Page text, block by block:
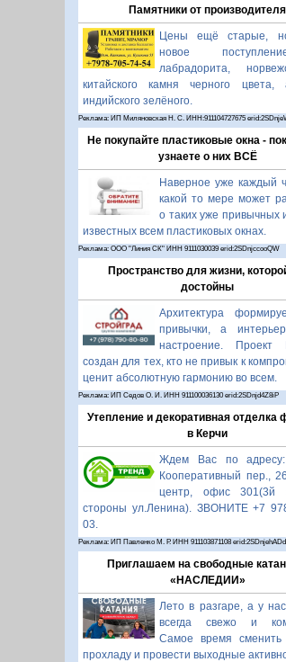
Памятники от производителя
Цены ещё старые,
новое
лабрадорита,
китайского камня черного цвета,
индийского зелёного.
Реклама: ИП Миляновская Н. С. ИНН:911104727675
Не покупайте пластиковые окна -
узнаете о них ВСЁ
Наверное уже каждый
какой то мере может
о таких уже привычных
известных всем пластиковых окнах.
Реклама: ООО "Линия СК" ИНН 9111030039 erid:2SDnjccooQW
Пространство для жизни,
достойны
Архитектура
привычки, а
настроение. Проект
создан для тех, кто не привык к
ценит абсолютную гармонию во всем.
Реклама: ИП Седов О. И. ИНН 911100036130 erid:2SDnjd4Z8iP
Утепление и декоративная отделка
в Керчи
Ждем Вас по адресу:
Кооперативный пер.,
центр, офис 301(3й
стороны ул.Ленина). ЗВОНИТЕ +7
03.
Реклама: ИП Павленко М. Р. ИНН 911103871108
Приглашаем на свободные
«НАСЛЕДИИ»
Лето в разгаре, а у
всегда свежо и
Самое время
прохладу и провести выходные